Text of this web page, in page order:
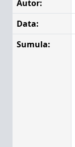
Autor:
Data:
Sumula: